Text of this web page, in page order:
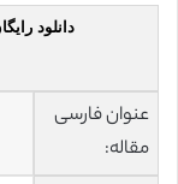
دانلود
عنوان فارسی
مقاله: